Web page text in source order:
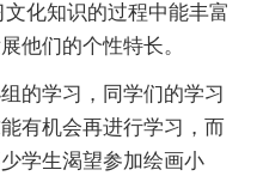
化知识的过程中能丰富
他们的个性特长。
的学习，同学们的学习
有机会再进行学习，而
学生渴望参加绘画小